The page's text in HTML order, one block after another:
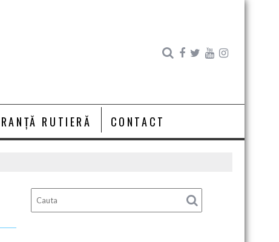
RUTIERĂ CONTACT